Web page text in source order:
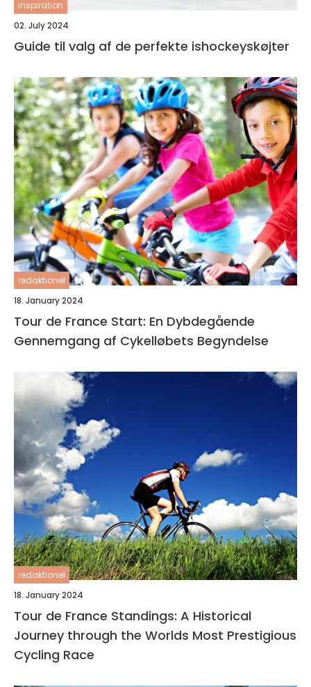
inspiration
02. July 2024
Guide til valg af de perfekte ishockeyskøjter
redaktionel
18. January 2024
Tour de France Start: En Dybdegående
Gennemgang af Cykelløbets Begyndelse
redaktionel
18. January 2024
Tour de France Standings: A Historical
Journey through the Worlds Most Prestigious
Cycling Race